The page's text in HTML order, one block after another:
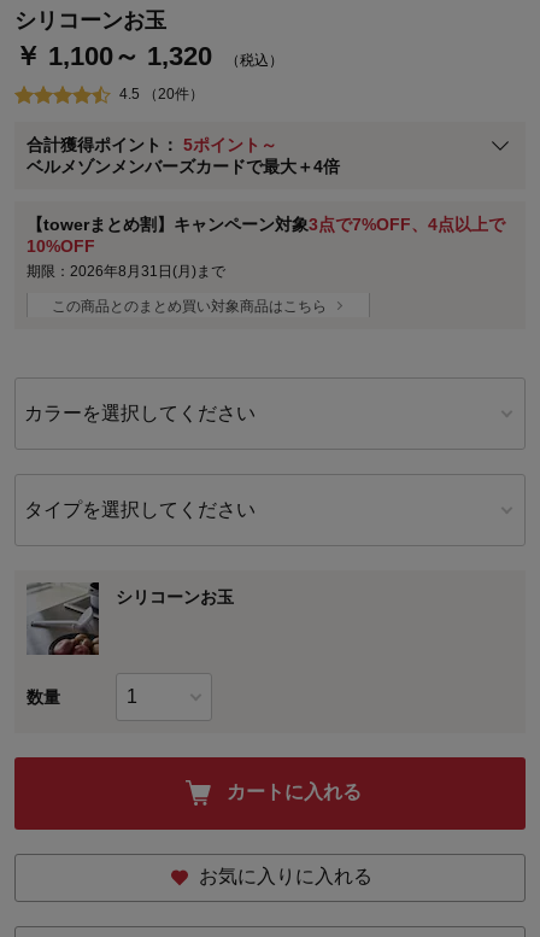
シリコーンお玉
￥ 1,100～ 1,320 （税込）
4.5 （20件）
合計獲得ポイント： 5ポイント～
ベルメゾンメンバーズカードで最大＋4倍
ベルメゾン・ポイントについて
通常商品送料無料 返品引取無料（JCBのみ）
即時入会なら更に500円OFFクーポンプレゼント
※メンバーズカードの加算ポイントはステージ倍率適用前の基本ポイント
に対して適用されます。
【towerまとめ割】キャンペーン対象3点で7%OFF、4点以上で
10%OFF
期限：2026年8月31日(月)まで
この商品とのまとめ買い対象商品はこちら
カラーを選択してください
タイプを選択してください
シリコーンお玉
数量
カートに入れる
お気に入りに入れる